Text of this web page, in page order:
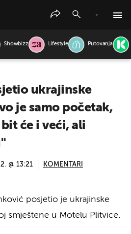
Showbizz Lifestyle Putovanja
ukrajinske
je samo početak,
će i veći, ali
@ 13:21 KOMENTARI
posjetio je ukrajinske
smještene u Motelu Plitvice.